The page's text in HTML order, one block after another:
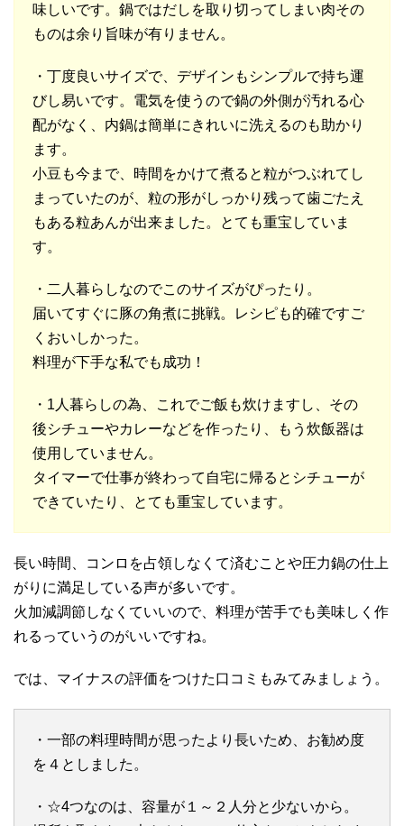
味しいです。鍋ではだしを取り切ってしまい肉その
ものは余り旨味が有りません。
・丁度良いサイズで、デザインもシンプルで持ち運
びし易いです。電気を使うので鍋の外側が汚れる心
配がなく、内鍋は簡単にきれいに洗えるのも助かり
ます。
小豆も今まで、時間をかけて煮ると粒がつぶれてし
まっていたのが、粒の形がしっかり残って歯ごたえ
もある粒あんが出来ました。とても重宝していま
す。
・二人暮らしなのでこのサイズがぴったり。
届いてすぐに豚の角煮に挑戦。レシピも的確ですご
くおいしかった。
料理が下手な私でも成功！
・1人暮らしの為、これでご飯も炊けますし、その
後シチューやカレーなどを作ったり、もう炊飯器は
使用していません。
タイマーで仕事が終わって自宅に帰るとシチューが
できていたり、とても重宝しています。
長い時間、コンロを占領しなくて済むことや圧力鍋の仕上
がりに満足している声が多いです。
火加減調節しなくていいので、料理が苦手でも美味しく作
れるっていうのがいいですね。
では、マイナスの評価をつけた口コミもみてみましょう。
・一部の料理時間が思ったより長いため、お勧め度
を４としました。
・☆4つなのは、容量が１～２人分と少ないから。